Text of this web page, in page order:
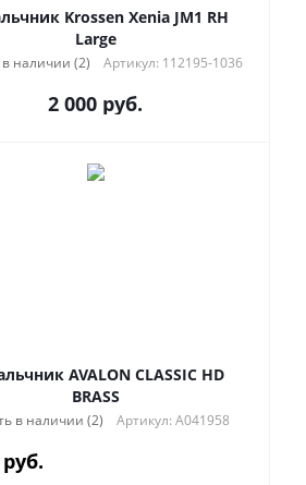
Krossen Xenia JM1 RH
Large
в наличии (2) Артикул: 112195-1036
2 000 руб.
AVALON CLASSIC HD
BRASS
в наличии (2) Артикул: A041958
руб.